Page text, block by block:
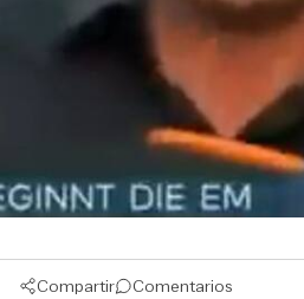
Compartir Comentarios